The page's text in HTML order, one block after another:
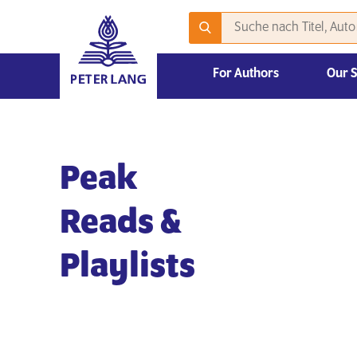
For Authors Our
Peak
Reads &
Playlists